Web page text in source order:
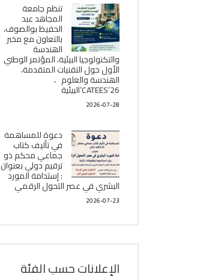
تنظم جامعة
المجاهد عبد
الحفيظ بوالصوف،
بالتعاون مع مخبر
الھندسة
والتكنولوجيا البیئیة، المؤتمر الوطني
الأول حول التقنيات المتقدمة،
الھندسة والعلوم ،
CATEES’26’البیئية
2026-07-28
دعوة للمساهمة
في تأليف كتاب
جماعي محكم ذو
ترقيم دولي بعنوان
: إستدامة المورد
البشري في عصر التحول الرقمي
2026-07-23
الإعلانات حسب الفئة